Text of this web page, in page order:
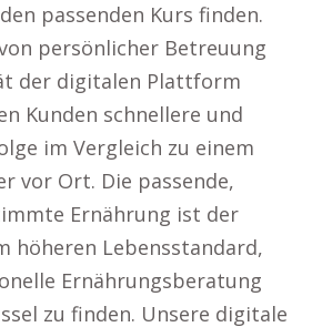
passenden Kurs finden.
persönlicher Betreuung
der digitalen Plattform
Kunden schnellere und
im Vergleich zu einem
vor Ort. Die passende,
Ernährung ist der
höheren Lebensstandard,
Ernährungsberatung
zu finden. Unsere digitale